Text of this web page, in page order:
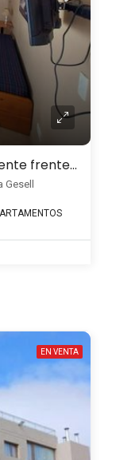
En venta departamentos 1 ambiente frente al mar en Zona Centro, Villa Gesell
EN VENTA